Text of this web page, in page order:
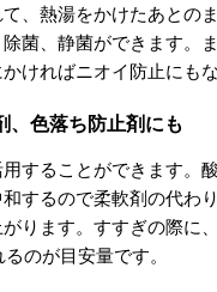
、熱湯をかけたあとの
菌、静菌ができます。
ければニオイ防止にもな
、色落ち防止剤にも
することができます。
するので柔軟剤の代わ
ります。すすぎの際に
のが目安量です。